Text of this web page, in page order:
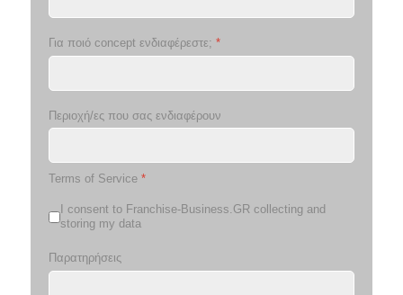
Για ποιό concept ενδιαφέρεστε; *
Περιοχή/ες που σας ενδιαφέρουν
Terms of Service *
I consent to Franchise-Business.GR collecting and
storing my data
Παρατηρήσεις